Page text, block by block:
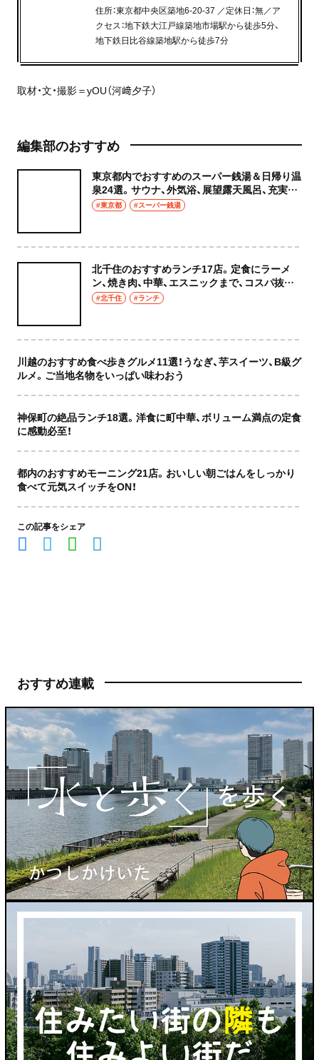
住所：東京都中央区築地6-20-37 ／定休日：無／ア
クセス：地下鉄大江戸線築地市場駅から徒歩5分、
地下鉄日比谷線築地駅から徒歩7分
取材・文・撮影＝yOU（河﨑夕子）
編集部のおすすめ
東京都内でおすすめのスーパー銭湯＆日帰り温
泉24選。サウナ、外気浴、展望露天風呂、充実の
癒やし空間へ
#東京都 #スーパー銭湯
北千住のおすすめランチ17店。定食にラーメ
ン、焼き肉、中華、エスニックまで、コスパ抜群
な店もおしゃれな店も網羅してご紹介！
#北千住 #ランチ
川越のおすすめ食べ歩きグルメ11選！うなぎ、芋スイーツ、B級グ
ルメ。ご当地名物をいっぱい味わおう
神保町の絶品ランチ18選。洋食に町中華、ボリューム満点の定食
に感動必至！
都内のおすすめモーニング21店。おいしい朝ごはんをしっかり
食べて元気スイッチをON！
この記事をシェア
おすすめ連載